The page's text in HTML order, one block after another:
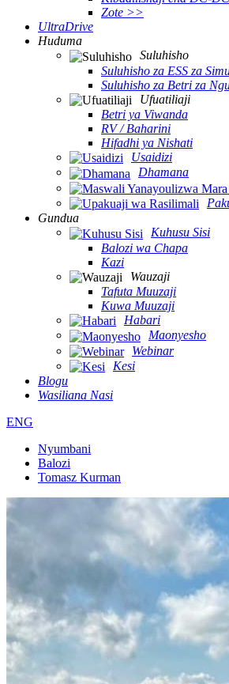
Zote >>
UltraDrive
Huduma
Suluhisho
Suluhisho za ESS za
Suluhisho za Betri za
Ufuatiliaji
Betri ya Viwanda
RV / Baharini
Hifadhi ya Nishati
Usaidizi
Dhamana
Gundua
Kuhusu Sisi
Balozi wa Chapa
Kazi
Wauzaji
Tafuta Muuzaji
Kuwa Muuzaji
Habari
Maonyesho
Webinar
Kesi
Blogu
Wasiliana Nasi
ENG
Nyumbani
Balozi
Tomasz Kurman